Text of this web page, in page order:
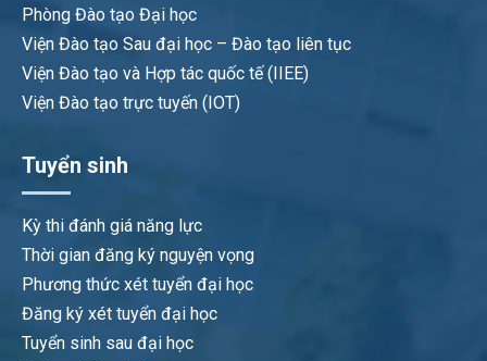
Phòng Đào tạo Đại học
Viện Đào tạo Sau đại học – Đào tạo liên tục
Viện Đào tạo và Hợp tác quốc tế (IIEE)
Viện Đào tạo trực tuyến (IOT)
Tuyển sinh
Kỳ thi đánh giá năng lực
Thời gian đăng ký nguyện vọng
Phương thức xét tuyển đại học
Đăng ký xét tuyển đại học
Tuyển sinh sau đại học